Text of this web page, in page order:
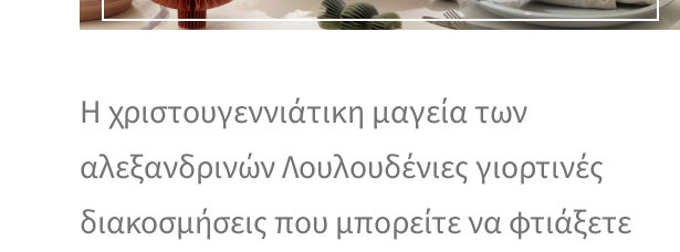
Η χριστουγεννιάτικη μαγεία των
αλεξανδρινών Λουλουδένιες γιορτινές
διακοσμήσεις που μπορείτε να φτιάξετε